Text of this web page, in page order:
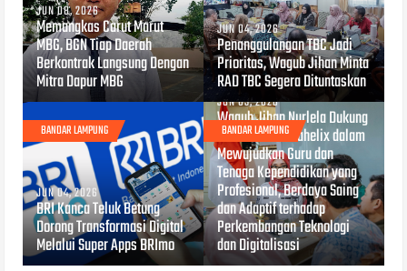
JUN 08, 2026
Memangkas Carut Marut
MBG, BGN Tiap Daerah
Berkontrak Langsung Dengan
Mitra Dapur MBG
JUN 04, 2026
Penanggulangan TBC Jadi
Prioritas, Wagub Jihan Minta
RAD TBC Segera Dituntaskan
BANDAR LAMPUNG
JUN 04, 2026
BRI Kanca Teluk Betung
Dorong Transformasi Digital
Melalui Super Apps BRImo
BANDAR LAMPUNG
JUN 03, 2026
Wagub Jihan Nurlela Dukung
Kolaborasi Hexahelix dalam
Mewujudkan Guru dan
Tenaga Kependidikan yang
Profesional, Berdaya Saing
dan Adaptif terhadap
Perkembangan Teknologi
dan Digitalisasi